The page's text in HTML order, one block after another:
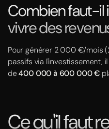
Combien faut-il
vivre des
Pour générer 2 000 €/mois
passifs via l'investissement,
de400 000 à 600 000 €
Ce qu'il faut